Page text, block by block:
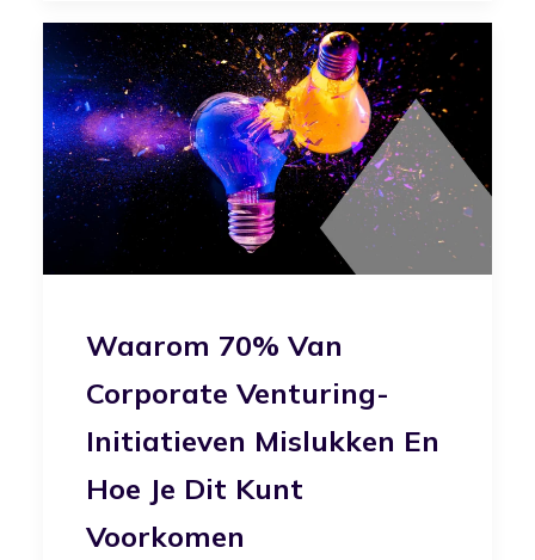
Waarom 70% Van
Corporate Venturing-
Initiatieven Mislukken En
Hoe Je Dit Kunt
Voorkomen